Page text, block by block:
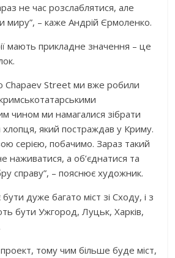
не час розслаблятися, але
миру”, – каже Андрій Єрмоленко.
мають прикладне значення – це
Сhapaev Street ми вже робили
чином ми намагалися зібрати
який постраждав у Криму.
серією, побачимо. Зараз такий
наживатися, а об’єднатися та
справу”, – пояснює художник.
бути дуже багато міст зі Сходу, і з
бути Ужгород, Луцьк, Харків,
тому чим більше буде міст,